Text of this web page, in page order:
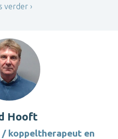
verder
Hooft
koppeltherapeut en